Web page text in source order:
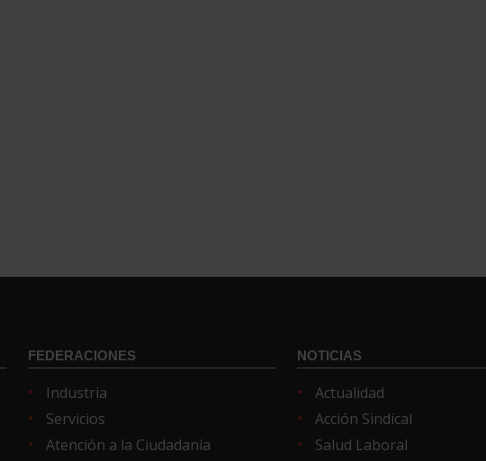
FEDERACIONES
Industria
Servicios
Atención a la Ciudadanía
NOTICIAS
Actualidad
Acción Sindical
Salud Laboral